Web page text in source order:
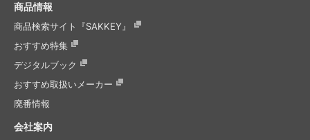
商品情報
商品検索サイト『SAKKEY』
おすすめ特集
デジタルブック
おすすめ取扱いメーカー
廃番情報
会社案内